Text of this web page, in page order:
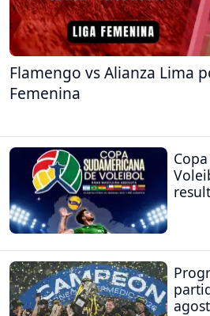
Flamengo vs Alianza Lima
Femenina